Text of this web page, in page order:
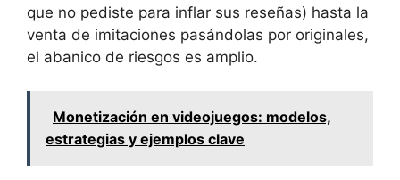
que no pediste para inflar sus reseñas) hasta la
venta de imitaciones pasándolas por originales,
el abanico de riesgos es amplio.
Monetización en videojuegos: modelos,
estrategias y ejemplos clave